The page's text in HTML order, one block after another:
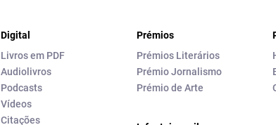
Digital
Livros em PDF
Audiolivros
Podcasts
Vídeos
Citações
Prémios
Prémios Literários
Prémio Jornalismo
Prémio de Arte